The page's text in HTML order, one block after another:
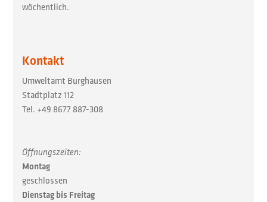
wöchentlich.
Kontakt
Umweltamt Burghausen
Stadtplatz 112
Tel. +49 8677 887-308
Öffnungszeiten:
Montag
geschlossen
Dienstag bis Freitag